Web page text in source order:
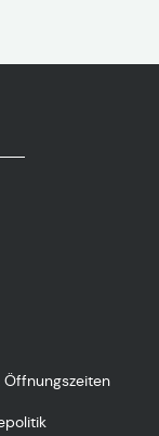
Öffnungszeiten